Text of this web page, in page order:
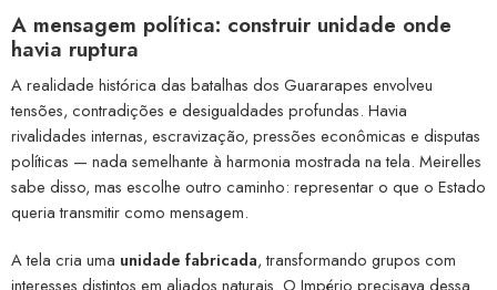
A mensagem política: construir unidade onde
havia ruptura
A realidade histórica das batalhas dos Guararapes envolveu
tensões, contradições e desigualdades profundas. Havia
rivalidades internas, escravização, pressões econômicas e disputas
políticas — nada semelhante à harmonia mostrada na tela. Meirelles
sabe disso, mas escolhe outro caminho: representar o que o Estado
queria transmitir como mensagem.
A tela cria uma unidade fabricada, transformando grupos com
interesses distintos em aliados naturais. O Império precisava dessa